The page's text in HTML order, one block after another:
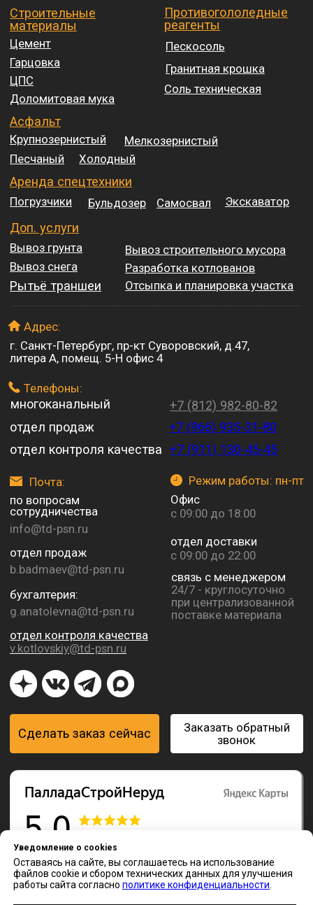
Уведомление о cookies
Оставаясь на сайте, вы соглашаетесь на использование
файлов cookie и сбором технических данных для улучшения
работы сайта согласно политике конфиденциальности